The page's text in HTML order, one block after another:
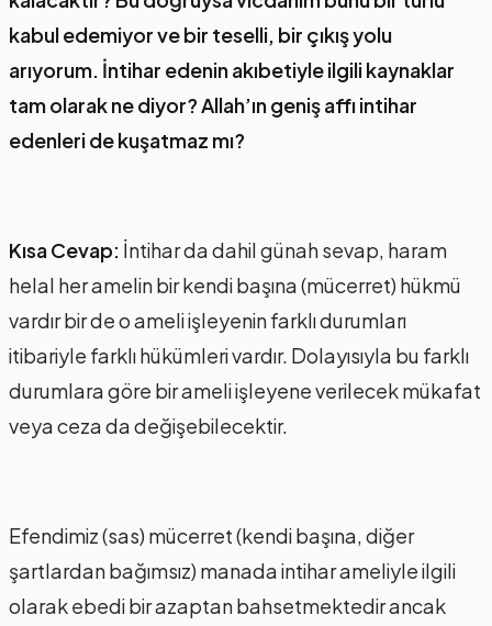
kabul edemiyor ve bir teselli, bir çıkış yolu
arıyorum. İntihar edenin akıbetiyle ilgili kaynaklar
tam olarak ne diyor? Allah’ın geniş affı intihar
edenleri de kuşatmaz mı?
Kısa Cevap: İntihar da dahil günah sevap, haram
helal her amelin bir kendi başına (mücerret) hükmü
vardır bir de o ameli işleyenin farklı durumları
itibariyle farklı hükümleri vardır. Dolayısıyla bu farklı
durumlara göre bir ameli işleyene verilecek mükafat
veya ceza da değişebilecektir.
Efendimiz (sas) mücerret (kendi başına, diğer
şartlardan bağımsız) manada intihar ameliyle ilgili
olarak ebedi bir azaptan bahsetmektedir ancak